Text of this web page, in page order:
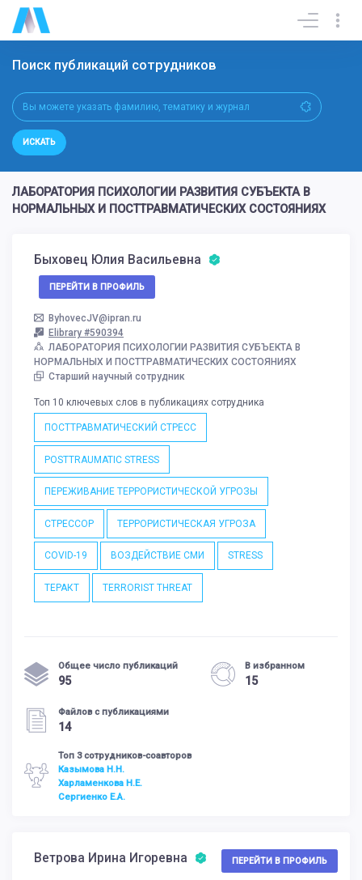
Поиск публикаций сотрудников
ИСКАТЬ
ЛАБОРАТОРИЯ ПСИХОЛОГИИ РАЗВИТИЯ СУБЪЕКТА В
НОРМАЛЬНЫХ И ПОСТТРАВМАТИЧЕСКИХ СОСТОЯНИЯХ
Быховец Юлия Васильевна
ПЕРЕЙТИ В ПРОФИЛЬ
ByhovecJV@ipran.ru
Elibrary #590394
ЛАБОРАТОРИЯ ПСИХОЛОГИИ РАЗВИТИЯ СУБЪЕКТА В
НОРМАЛЬНЫХ И ПОСТТРАВМАТИЧЕСКИХ СОСТОЯНИЯХ
Старший научный сотрудник
Топ 10 ключевых слов в публикациях сотрудника
ПОСТТРАВМАТИЧЕСКИЙ СТРЕСС
POSTTRAUMATIC STRESS
ПЕРЕЖИВАНИЕ ТЕРРОРИСТИЧЕСКОЙ УГРОЗЫ
СТРЕССОР ТЕРРОРИСТИЧЕСКАЯ УГРОЗА
COVID-19 ВОЗДЕЙСТВИЕ СМИ STRESS
ТЕРАКТ TERRORIST THREAT
Общее число публикаций
95
В избранном
15
Файлов с публикациями
14
Топ 3 сотрудников-соавторов
Казымова Н.Н.
Харламенкова Н.Е.
Сергиенко Е.А.
Ветрова Ирина Игоревна ПЕРЕЙТИ В ПРОФИЛЬ